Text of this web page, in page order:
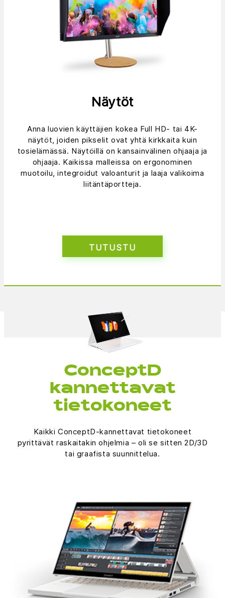
Näytöt
Anna luovien käyttäjien kokea Full HD- tai 4K-
näytöt, joiden pikselit ovat yhtä kirkkaita kuin
tosielämässä. Näytöillä on kansainvälinen ohjaaja ja
ohjaaja. Kaikissa malleissa on ergonominen
muotoilu, integroidut valoanturit ja laaja valikoima
liitäntäportteja.
TUTUSTU
ConceptD
kannettavat
tietokoneet
Kaikki ConceptD-kannettavat tietokoneet
pyrittävät raskaitakin ohjelmia – oli se sitten 2D/3D
tai graafista suunnittelua.